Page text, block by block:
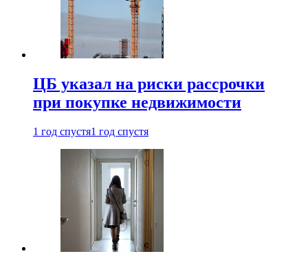
ЦБ указал на риски рассрочки
при покупке недвижимости
1 год спустя1 год спустя